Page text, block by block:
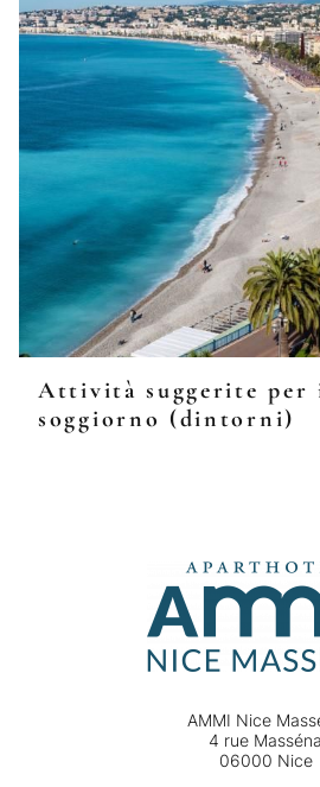
Attività suggerite per
soggiorno (dintorni)
AMMI Nice
4 rue Masséna
06000 Nice